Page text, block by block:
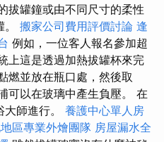
拔罐鐘或由不同尺寸的柔性
搬家公司費用評價討論 逢
例如，一位客人報名參加超
上這是透過加熱拔罐杯來完
燃並放在瓶口處，然後取
可以在玻璃中產生負壓。 在
師進行。 養護中心單人房
區專業外燴團隊 房屋漏水全